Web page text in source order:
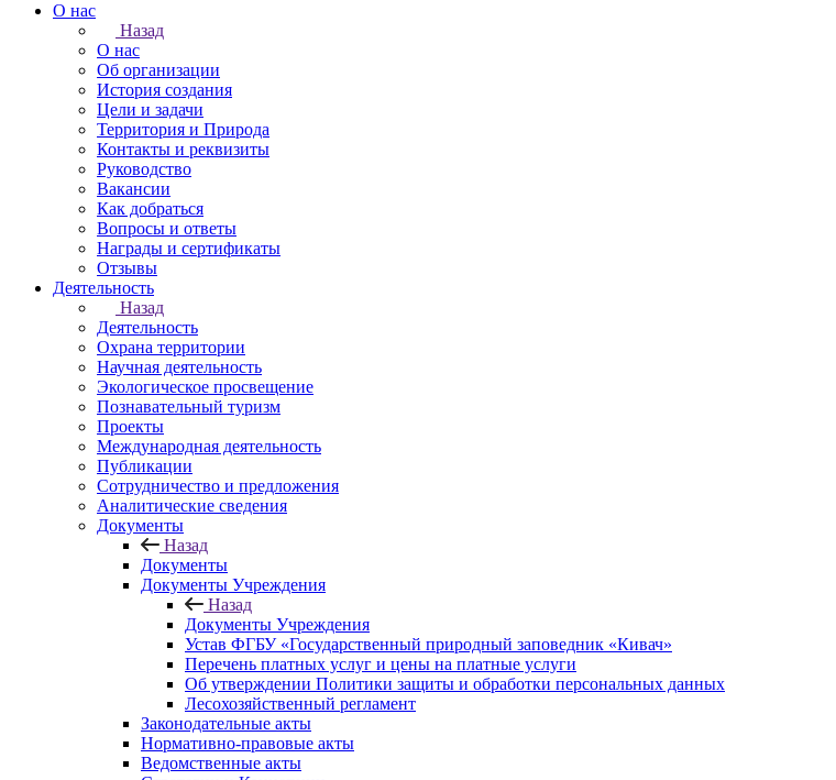
О нас
Назад
О нас
Об организации
История создания
Цели и задачи
Территория и Природа
Контакты и реквизиты
Руководство
Вакансии
Как добраться
Вопросы и ответы
Награды и сертификаты
Отзывы
Деятельность
Назад
Деятельность
Охрана территории
Научная деятельность
Экологическое просвещение
Познавательный туризм
Проекты
Международная деятельность
Публикации
Сотрудничество и предложения
Аналитические сведения
Документы
Назад
Документы
Документы Учреждения
Назад
Документы Учреждения
Устав ФГБУ «Государственный природный заповедник «Кивач»
Перечень платных услуг и цены на платные услуги
Об утверждении Политики защиты и обработки персональных данных
Лесохозяйственный регламент
Законодательные акты
Нормативно-правовые акты
Ведомственные акты